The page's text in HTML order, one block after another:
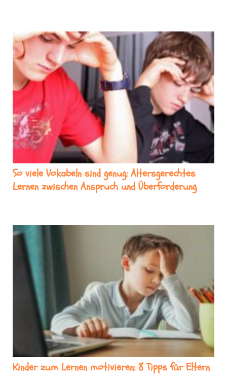
So viele Vokabeln sind genug: Altersgerechtes
Lernen zwischen Anspruch und Überforderung
Kinder zum Lernen motivieren: 8 Tipps für Eltern